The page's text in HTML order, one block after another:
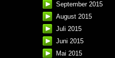
September 2015
August 2015
Juli 2015
Juni 2015
Mai 2015